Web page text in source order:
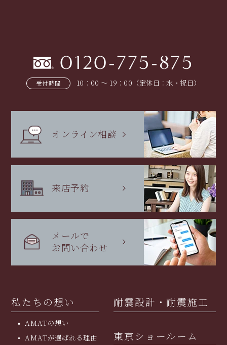
0120-775-875
受付時間 10：00 〜 19：00（定休日：水・祝日）
オンライン相談
来店予約
メールで
お問い合わせ
私たちの想い
AMATの想い
AMATが選ばれる理由
耐震設計・耐震施工
東京ショールーム